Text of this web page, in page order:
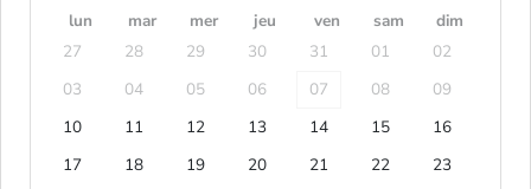
lun mar mer jeu ven sam
dim
27
28 29 30 31 01
02
03
04 05 06 07 08
09
10
11 12 13 14 15
16
17
18 19 20 21 22
23